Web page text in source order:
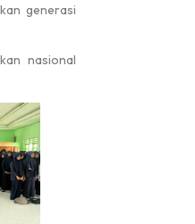
generasi
nasional